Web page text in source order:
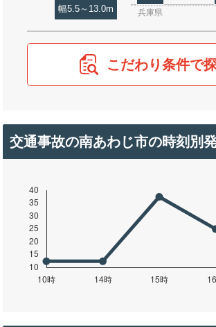
幅5.5～13.0m 兵庫県
こだわり条件で
交通事故の南あわじ市の時刻別